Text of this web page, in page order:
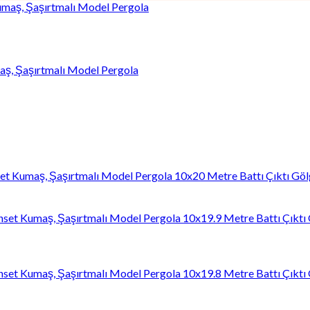
Şaşırtmalı Model Pergola
10x20 Metre Battı Çıktı
10x19.9 Metre Battı
10x19.8 Metre Battı